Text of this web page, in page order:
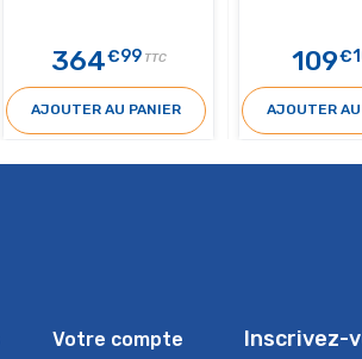
364€99 TTC
AJOUTER AU PANIER
109
AJOUTER AU
Votre compte Inscrivez-